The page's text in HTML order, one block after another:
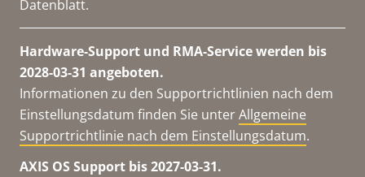
Datenblatt.
Hardware-Support und RMA-Service werden bis
2028-03-31 angeboten.
Informationen zu den Supportrichtlinien nach dem
Einstellungsdatum finden Sie unterAllgemeine
Supportrichtlinie nach dem Einstellungsdatum.
AXIS OS Support bis 2027-03-31.